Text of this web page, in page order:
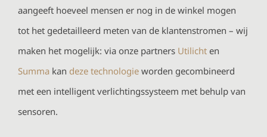
aangeeft hoeveel mensen er nog in de winkel mogen
tot het gedetailleerd meten van de klantenstromen – wij
maken het mogelijk: via onze partners Utilichten
Summakan deze technologieworden gecombineerd
met een intelligent verlichtingssysteem met behulp van
sensoren.